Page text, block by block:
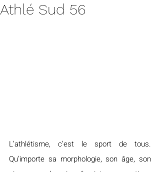
Athlé Sud 56
L’athlétisme, c’est le sport de tous.
Qu’importe sa morphologie, son âge, son